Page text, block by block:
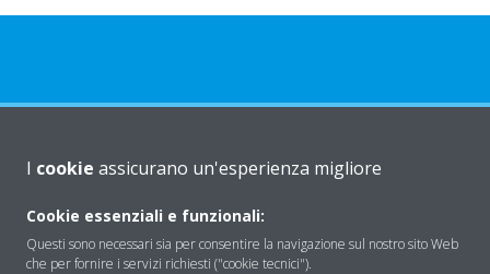
Soluzioni
I cookie assicurano un'esperienza migliore
Cookie essenziali e funzionali:
Questi sono necessari sia per consentire la navigazione sul nostro sito Web
che per fornire i servizi richiesti ("cookie tecnici").